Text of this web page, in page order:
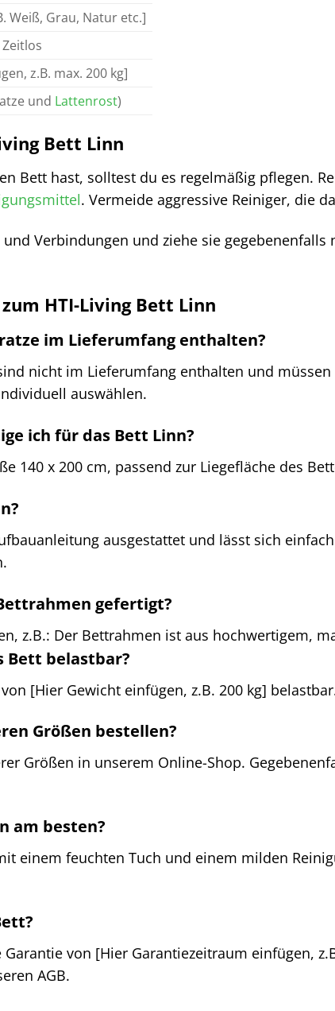
Weiß, Grau, Natur etc.]
z.B. max. 200 kg]
und Lattenrost)
Bett Linn
Bett hast, solltest du es regelmäßig pflegen.
. Vermeide aggressive Reiniger, die
Verbindungen und ziehe sie gegebenenfalls
HTI-Living Bett Linn
im Lieferumfang enthalten?
nicht im Lieferumfang enthalten und
auswählen.
ich für das Bett Linn?
140 x 200 cm, passend zur Liegefläche des
ausgestattet und lässt sich
gefertigt?
z.B.: Der Bettrahmen ist aus hochwertigem,
Bett belastbar?
[Hier Gewicht einfügen, z.B. 200 kg]
Größen bestellen?
Größen in unserem Online-Shop.
am besten?
einem feuchten Tuch und einem milden
von [Hier Garantiezeitraum einfügen,
AGB.